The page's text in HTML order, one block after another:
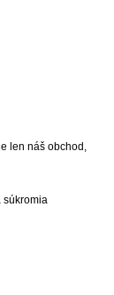
len náš obchod,
súkromia